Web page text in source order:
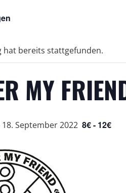
hat bereits stattgefunden.
MY
18. September 2022 8€ - 12€